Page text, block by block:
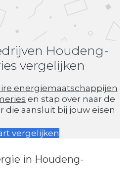
Houdeng-
vergelijken
energiemaatschappijen
en stap over naar de
die aansluit bij jouw eisen
vergelijken
in Houdeng-